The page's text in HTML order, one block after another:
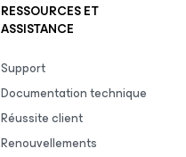
RESSOURCES ET
ASSISTANCE
Support
Documentation technique
Réussite client
Renouvellements